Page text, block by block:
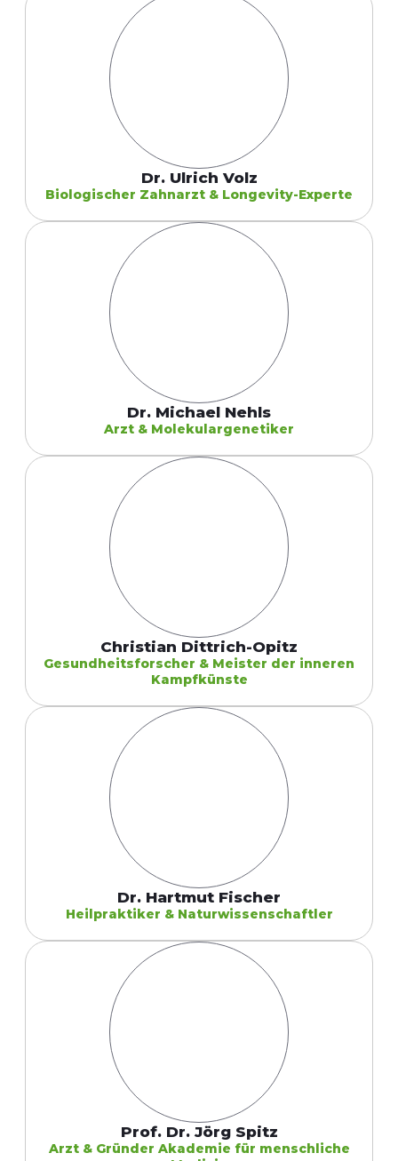
Dr. Ulrich Volz
Biologischer Zahnarzt & Longevity-Experte
Dr. Michael Nehls
Arzt & Molekulargenetiker
Christian Dittrich-Opitz
Gesundheitsforscher & Meister der inneren
Kampfkünste
Dr. Hartmut Fischer
Heilpraktiker & Naturwissenschaftler
Prof. Dr. Jörg Spitz
Arzt & Gründer Akademie für menschliche